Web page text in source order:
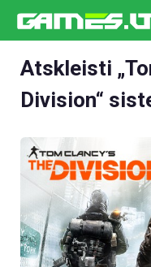
ESPORTAS
GELEŽIS
VIDEO
ŽAIDIMAI
Atskleisti
Division“